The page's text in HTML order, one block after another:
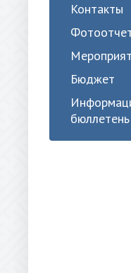
Контакты
Бюджет
бюллетень